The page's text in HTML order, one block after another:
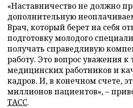
«Наставничество не должно
дополнительную
Врач, который берет на себя
подготовку молодого
получать справедливую
работу. Это вопрос уважения к
медицинских работников и
кадров. И, в конечном счете,
миллионов пациентов», –
ТАСС.